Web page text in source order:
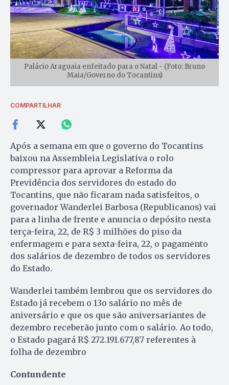
Palácio Araguaia enfeitado para o Natal - (Foto: Bruno
Maia/Governo do Tocantins)
COMPARTILHAR
Após a semana em que o governo do Tocantins
baixou na Assembleia Legislativa o rolo
compressor para aprovar a Reforma da
Previdência dos servidores do estado do
Tocantins, que não ficaram nada satisfeitos, o
governador Wanderlei Barbosa (Republicanos) vai
para a linha de frente e anuncia o depósito nesta
terça-feira, 22, de R$ 3 milhões do piso da
enfermagem e para sexta-feira, 22, o pagamento
dos salários de dezembro de todos os servidores
do Estado.
Wanderlei também lembrou que os servidores do
Estado já recebem o 13o salário no mês de
aniversário e que os que são aniversariantes de
dezembro receberão junto com o salário. Ao todo,
o Estado pagará R$ 272.191.677,87 referentes à
folha de dezembro
Contundente